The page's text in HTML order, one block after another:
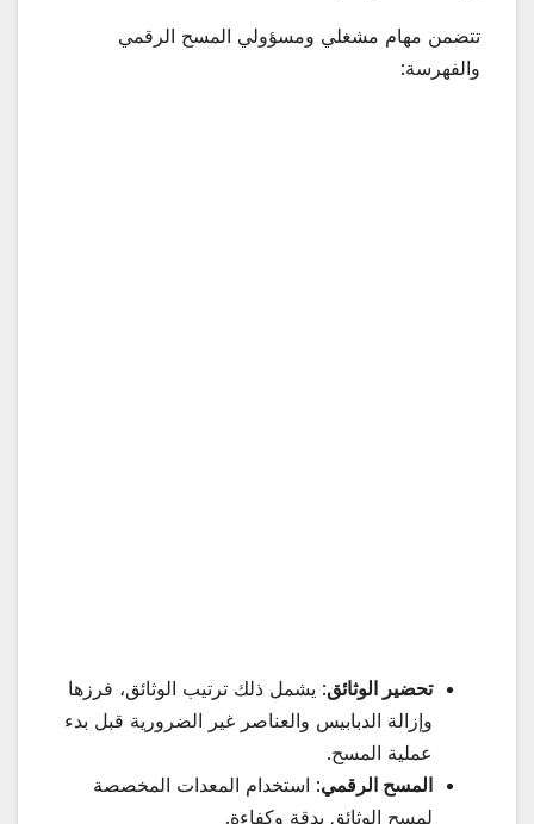
تتضمن مهام مشغلي ومسؤولي المسح الرقمي
والفهرسة:
تحضير الوثائق: يشمل ذلك ترتيب الوثائق، فرزها
وإزالة الدبابيس والعناصر غير الضرورية قبل بدء
عملية المسح.
المسح الرقمي: استخدام المعدات المخصصة
لمسح الوثائق بدقة وكفاءة.